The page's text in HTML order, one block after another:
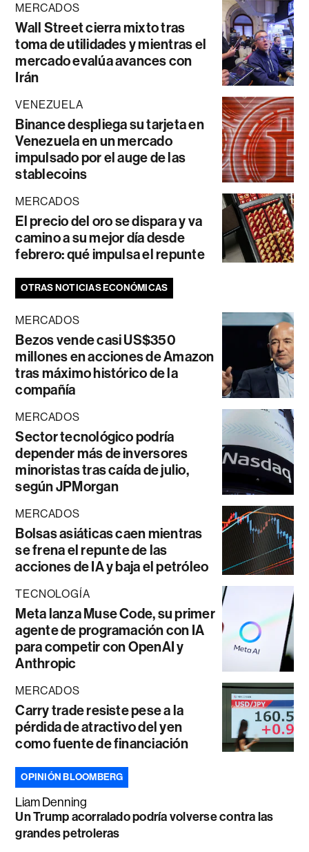
MERCADOS
Wall Street cierra mixto tras
toma de utilidades y mientras el
mercado evalúa avances con
Irán
VENEZUELA
Binance despliega su tarjeta en
Venezuela en un mercado
impulsado por el auge de las
stablecoins
MERCADOS
El precio del oro se dispara y va
camino a su mejor día desde
febrero: qué impulsa el repunte
OTRAS NOTICIAS ECONÓMICAS
MERCADOS
Bezos vende casi US$350
millones en acciones de Amazon
tras máximo histórico de la
compañía
MERCADOS
Sector tecnológico podría
depender más de inversores
minoristas tras caída de julio,
según JPMorgan
MERCADOS
Bolsas asiáticas caen mientras
se frena el repunte de las
acciones de IA y baja el petróleo
TECNOLOGÍA
Meta lanza Muse Code, su primer
agente de programación con IA
para competir con OpenAI y
Anthropic
MERCADOS
Carry trade resiste pese a la
pérdida de atractivo del yen
como fuente de financiación
OPINIÓN BLOOMBERG
Liam Denning
Un Trump acorralado podría volverse contra las
grandes petroleras